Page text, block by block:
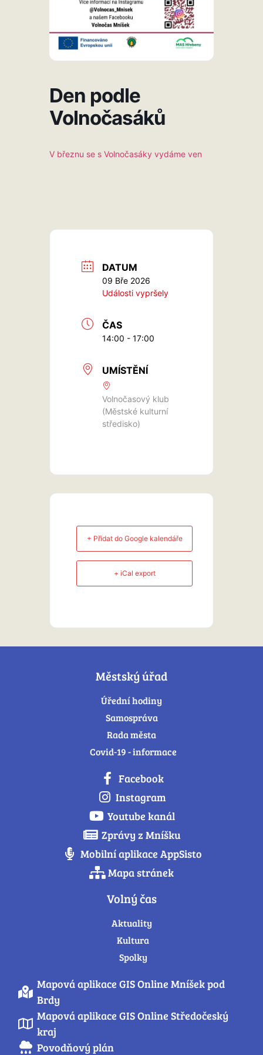
Den podle
Volnočasáků
V březnu se s Volnočasáky vydáme ven
DATUM
09 Bře 2026
Události vypršely
ČAS
14:00 - 17:00
UMÍSTĚNÍ
Volnočasový klub
(Městské kulturní
středisko)
+ Přidat do Google kalendáře
+ iCal export
Městský úřad
Úřední hodiny
Samospráva
Rada města
Covid-19 - informace
Facebook
Instagram
Youtube kanál
Zprávy z Mníšku
Mobilní aplikace AppSisto
Mapa stránek
Volný čas
Aktuality
Kultura
Spolky
Mapová aplikace GIS Online Mníšek pod
Brdy
Mapová aplikace GIS Online Středočeský
kraj
Povodňový plán